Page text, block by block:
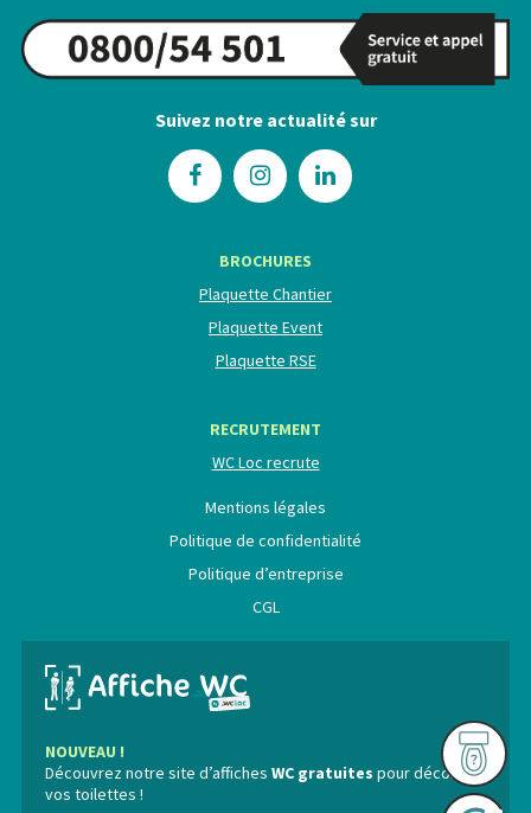
Suivez notre actualité sur
BROCHURES
Plaquette Chantier
Plaquette Event
Plaquette RSE
RECRUTEMENT
WC Loc recrute
Mentions légales
Politique de confidentialité
Politique d’entreprise
CGL
NOUVEAU !
Découvrez notre site d’affiches WC gratuites pour décorer
vos toilettes !